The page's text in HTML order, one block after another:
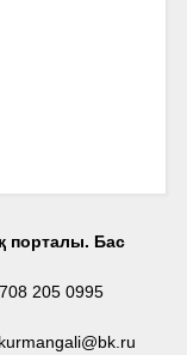
порталы. Бас
205 0995